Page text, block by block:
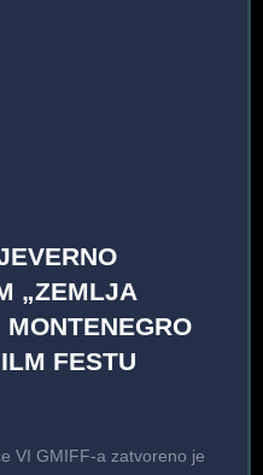
„ZEMLJA
FESTU
VI GMIFF-a zatvoreno je